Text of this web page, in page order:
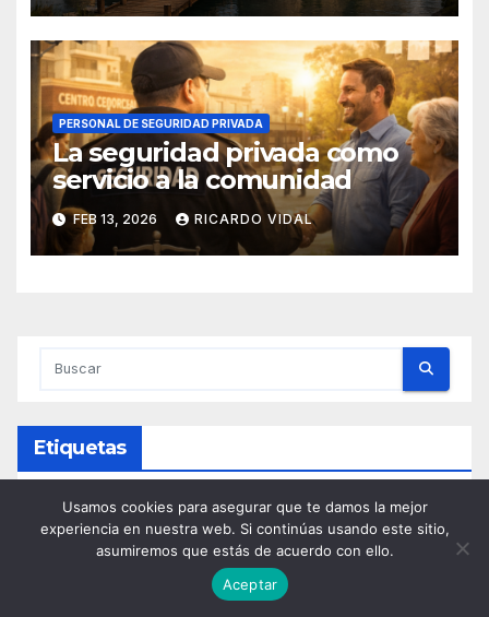
PERSONAL DE SEGURIDAD PRIVADA
La seguridad privada como
servicio a la comunidad
FEB 13, 2026 RICARDO VIDAL
Etiquetas
Analisis Riesgo Atentado Bomberos
Ciberataque Cibercrimen Ciberdelincuencia
Compliance
Usamos cookies para asegurar que te damos la mejor
experiencia en nuestra web. Si continúas usando este sitio,
asumiremos que estás de acuerdo con ello.
Aceptar